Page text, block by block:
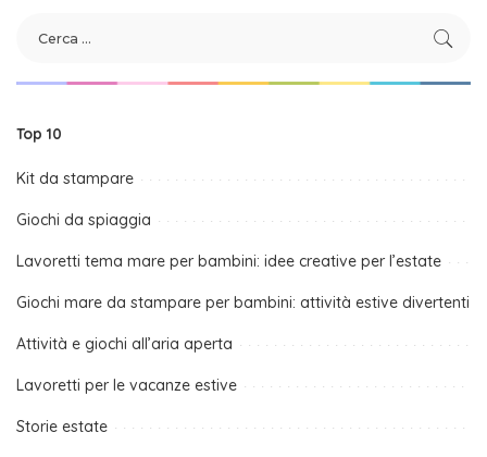
Top 10
Kit da stampare
Giochi da spiaggia
Lavoretti tema mare per bambini: idee creative per l’estate
Giochi mare da stampare per bambini: attività estive divertenti
Attività e giochi all’aria aperta
Lavoretti per le vacanze estive
Storie estate